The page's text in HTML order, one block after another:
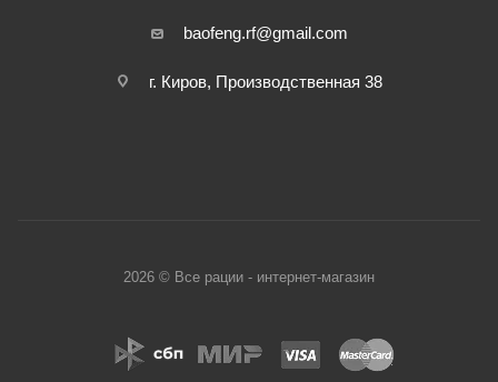
baofeng.rf@gmail.com
г. Киров, Производственная 38
2026 © Все рации - интернет-магазин